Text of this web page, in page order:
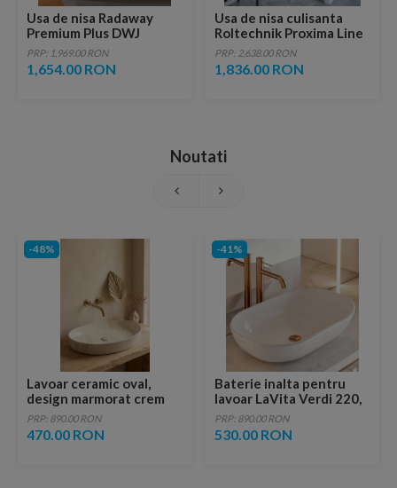
Usa de nisa Radaway
Premium Plus DWJ
110X190 cm, culisanta,
sticla transparenta
PRP: 1,969.00 RON
1,654.00 RON
Usa de nisa culisanta
Roltechnik Proxima Line
120x200 cm
PRP: 2,638.00 RON
1,836.00 RON
Noutati
-48%
Lavoar ceramic oval,
design marmorat crem
lucios cu vene aurii,
ventil inclus
PRP: 890.00 RON
470.00 RON
-41%
Baterie inalta pentru
lavoar LaVita Verdi 220,
fara ventil, brushed
copper
PRP: 890.00 RON
530.00 RON